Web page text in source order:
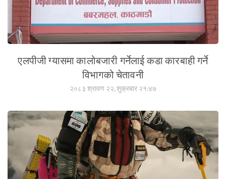
एलपीजी ग्यासमा कालोबजारी गर्नेलाई कडा कारबाही गर्ने
विभागको चेतावनी
२०८३ श्रावण २२, शुक्रबार २१:४७